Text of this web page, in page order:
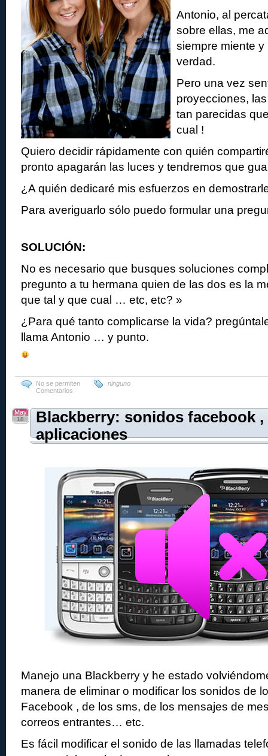
Antonio, al
sobre ellas, me
siempre miente
verdad.
Pero una vez
proyecciones,
tan parecidas
cual !
Quiero decidir rápidamente con quién
pronto apagarán las luces y tendremos que
¿A quién dedicaré mis esfuerzos en
Para averiguarlo sólo puedo formular una
SOLUCIÓN:
No es necesario que busques soluciones
pregunto a tu hermana quien de las dos es la
que tal y que cual … etc, etc? »
¿Para qué tanto complicarse la vida?
llama Antonio … y punto.
No se permiten
Comentarios
ninguno
Blackberry: sonidos facebook
aplicaciones
May
18
Manejo una Blackberry y he estado
manera de eliminar o modificar los sonidos de
Facebook , de los sms, de los mensajes de
correos entrantes… etc.
Es fácil modificar el sonido de las llamadas